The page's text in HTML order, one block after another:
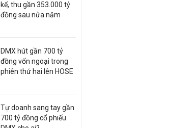
kế, thu gần 353.000 tỷ
đồng sau nửa năm
DMX hút gần 700 tỷ
đồng vốn ngoại trong
phiên thứ hai lên HOSE
Tự doanh sang tay gần
700 tỷ đồng cổ phiếu